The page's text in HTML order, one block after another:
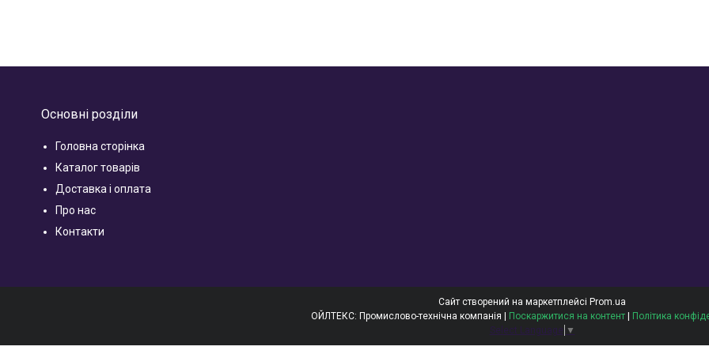
Основні розділи
Головна сторінка
Каталог товарів
Доставка і оплата
Про нас
Контакти
Сайт створений на маркетплейсі Prom.ua
ОЙЛТЕКС: Промислово-технічна компанія | Поскаржитися на контент | Політика
Select Language ▼